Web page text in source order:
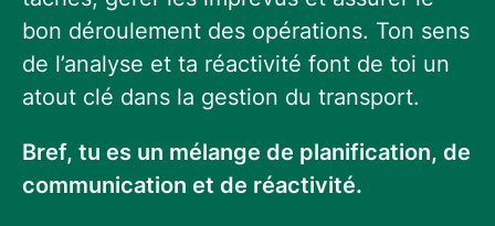
bon déroulement des opérations. Ton sens
de l’analyse et ta réactivité font de toi un
atout clé dans la gestion du transport.
Bref, tu es un mélange de planification, de
communication et de réactivité.